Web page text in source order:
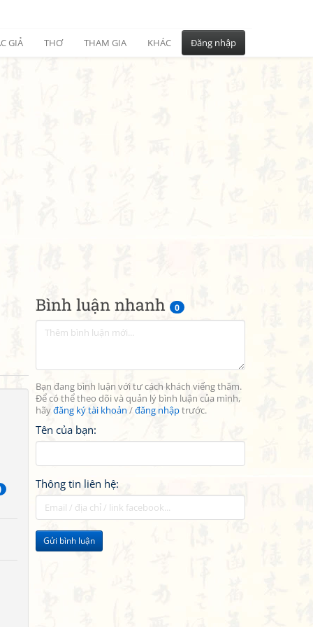
GIẢ THƠ THAM GIA KHÁC Đăng nhập
Bình luận nhanh 0
Bạn đang bình luận với tư cách khách viếng thăm.
Để có thể theo dõi và quản lý bình luận của mình,
hãyđăng ký tài khoản /đăng nhậptrước.
Tên của bạn:
Thông tin liên hệ:
Gửi bình luận